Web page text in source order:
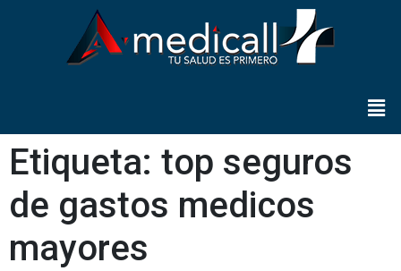
Etiqueta: top seguros
de gastos medicos
mayores